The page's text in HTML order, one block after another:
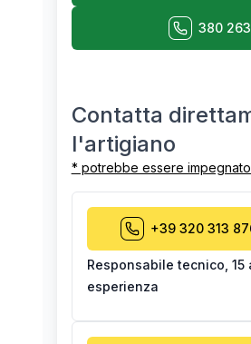
380
Contatta
l'artigiano
* potrebbe essere
+39 320 313
Responsabile tecnico 15
esperienza